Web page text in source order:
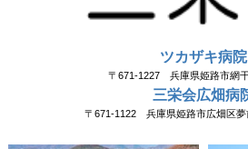
ツカザキ病院
〒671-1227 兵庫県姫路市網
三栄会広畑病
〒671-1122 兵庫県姫路市広畑区夢